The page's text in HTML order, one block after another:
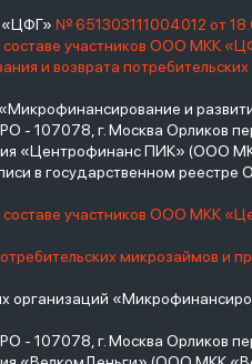
«ЦФГ» № 651303111004012 от
составе участников ООО МКК
и возврата
и
- 107078, г. Москва Орликов
«Центрофинанс ПИК» (ООО
в государственном
составе участников ООО МКК
микрозаймов и
- 107078, г. Москва Орликов